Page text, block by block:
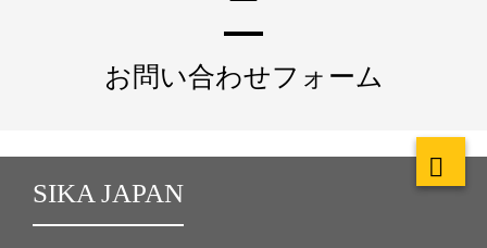
お問い合わせフォーム
SIKA JAPAN